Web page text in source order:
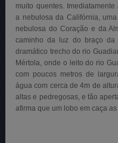
muito quentes.
a nebulosa da Califórnia,
nebulosa do Coração e da
caminho da luz do braço
dramático trecho do rio
Mértola, onde o leito do rio
com poucos metros de
água com cerca de 4m de
altas e pedregosas, e tão
afirma que um lobo em caça